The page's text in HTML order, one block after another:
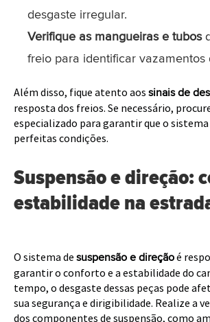
desgaste irregular.
Verifique as mangueiras e tubos
freio para identificar vazamentos
Além disso, fique atento aos sinais de
resposta dos freios. Se necessário,
especializado para garantir que o
perfeitas condições.
Suspensão e direção:
estabilidade na
O sistema de suspensão e direçãoé
garantir o conforto e a estabilidade do
tempo, o desgaste dessas peças pode
sua segurança e dirigibilidade. Realize a
dos componentes de suspensão, como